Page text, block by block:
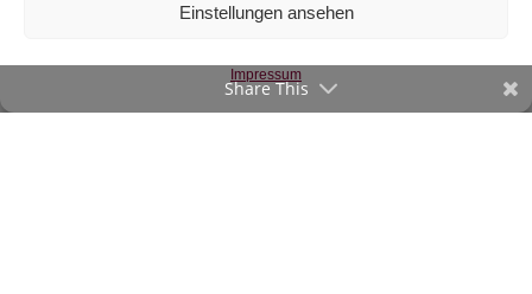
Einstellungen ansehen
Impressum
Bio-Jersey, Streifen,
Ringeljersey, Tequila-Share This